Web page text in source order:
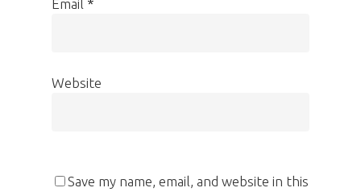
Email *
Website
Save my name, email, and website in this